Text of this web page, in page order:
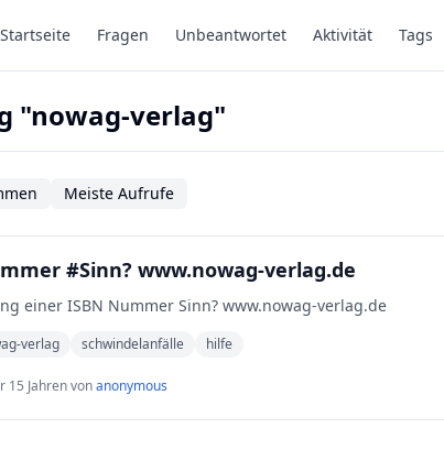
Startseite Fragen Unbeantwortet Aktivität Tags
"nowag-verlag"
Meiste Aufrufe
#Sinn? www.nowag-verlag.de
einer ISBN Nummer Sinn? www.nowag-verlag.de
verlag schwindelanfälle hilfe
15 Jahrenvonanonymous